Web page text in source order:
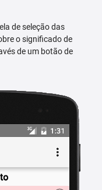
de seleção das
o significado de
de um botão de